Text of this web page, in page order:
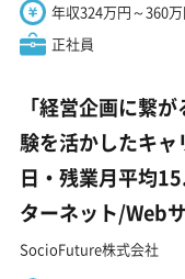
年収324万円～360
正社員
「経営企画に繋
験を活かしたキ
日・残業月平均
ターネット/Web
SocioFuture株式会社